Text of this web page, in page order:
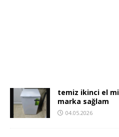
temiz ikinci el
marka sağlam
04.05.2026